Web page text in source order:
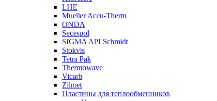
LHE
Mueller Accu-Therm
ONDA
Secespol
SIGMA API Schmidt
Stokvis
Tetra Pak
Thermowave
Vicarb
Zilmet
Пластины для теплообменников